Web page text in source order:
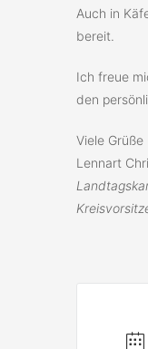
Auch in
bereit.
Ich freue
den
Viele Grüße
Lennart